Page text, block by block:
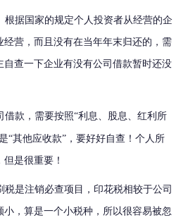
根据国家的规定个人投资者从经营的企
经营，而且没有在当年年末归还的，需
自查一下企业有没有公司借款暂时还没
款， 需要按照“利息、股息、红利所
“其他应收款”，要好好自查！个人所
是很重要！
税是注销必查项目，印花税相较于公司
，算是一个小税种，所以很容易被忽